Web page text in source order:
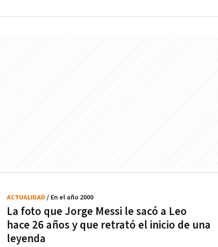
La foto que Jorge Messi le sacó a Leo
hace 26 años y que retrató el inicio de una
leyenda
ACTUALIDAD / En el año 2000